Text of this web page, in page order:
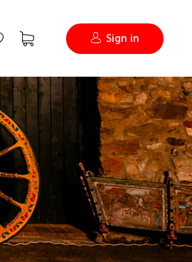
Sign in